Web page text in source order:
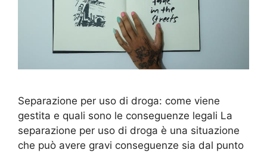
Separazione per uso di droga: come viene
gestita e quali sono le conseguenze legali La
separazione per uso di droga è una situazione
che può avere gravi conseguenze sia dal punto